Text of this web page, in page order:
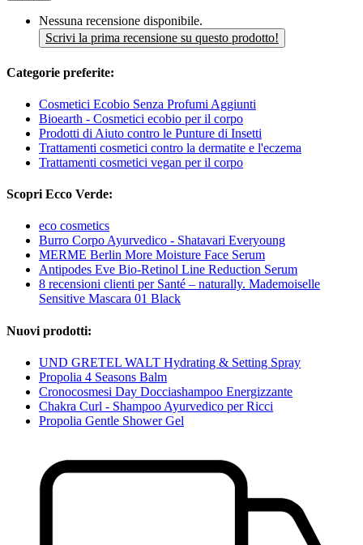
Nessuna recensione disponibile.
Scrivi la prima recensione su questo prodotto!
Categorie preferite:
Cosmetici Ecobio Senza Profumi Aggiunti
Bioearth - Cosmetici ecobio per il corpo
Prodotti di Aiuto contro le Punture di Insetti
Trattamenti cosmetici contro la dermatite e l'eczema
Trattamenti cosmetici vegan per il corpo
Scopri Ecco Verde:
eco cosmetics
Burro Corpo Ayurvedico - Shatavari Everyoung
MERME Berlin More Moisture Face Serum
Antipodes Eve Bio-Retinol Line Reduction Serum
8 recensioni clienti per Santé – naturally. Mademoiselle
Sensitive Mascara 01 Black
Nuovi prodotti:
UND GRETEL WALT Hydrating & Setting Spray
Propolia 4 Seasons Balm
Cronocosmesi Day Docciashampoo Energizzante
Chakra Curl - Shampoo Ayurvedico per Ricci
Propolia Gentle Shower Gel